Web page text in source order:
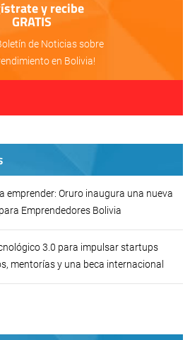
y recibe
GRATIS
de Noticias sobre
en Bolivia!
emprender: Oruro inaugura una nueva
Emprendedores Bolivia
3.0 para impulsar startups
mentorías y una beca internacional